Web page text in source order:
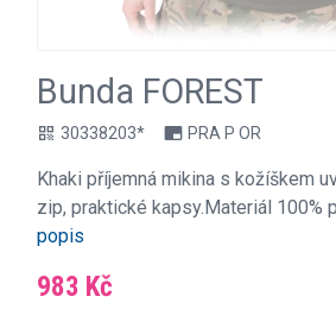
Bunda FOREST
qr_code 30338203* branding_watermark PRA P OR
Khaki příjemná mikina s kožíškem
zip, praktické kapsy.Materiál 100%
popis
983 Kč